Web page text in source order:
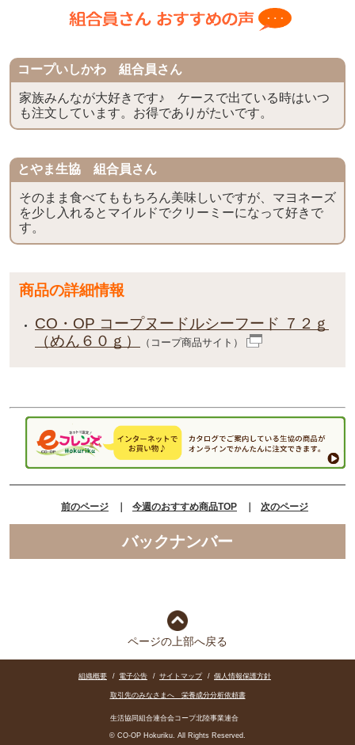
コープいしかわ 組合員さん
家族みんなが大好きです♪ ケースで出ている時はいつ
も注文しています。お得でありがたいです。
とやま生協 組合員さん
そのまま食べてももちろん美味しいですが、マヨネーズ
を少し入れるとマイルドでクリーミーになって好きで
す。
商品の詳細情報
CO・OP コープヌードルシーフード ７２ｇ
（めん６０ｇ）
（コープ商品サイト）
前のページ 今週のおすすめ商品TOP 次のページ
バックナンバー
ページの上部へ戻る
組織概要 / 電子公告 / サイトマップ / 個人情報保護方針
取引先のみなさまへ 栄養成分分析依頼書
生活協同組合連合会コープ北陸事業連合
© CO-OP Hokuriku. All Rights Reserved.